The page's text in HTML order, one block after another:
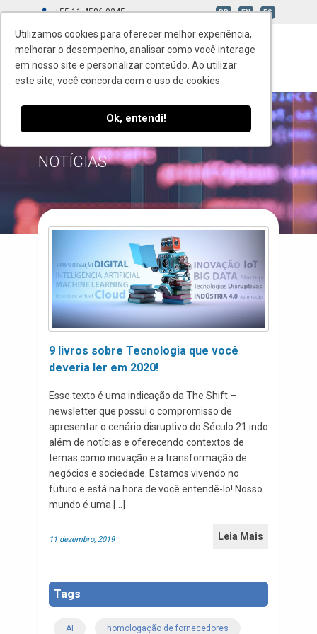
Utilizamos cookies para oferecer melhor experiência,
melhorar o desempenho, analisar como você interage
em nosso site e personalizar conteúdo. Ao utilizar
este site, você concorda com o uso de cookies.
Ok, entendi!
+55 11 4586-0245 BR EN ES
NOTÍCIAS
9 livros sobre Tecnologia que você
deveria ler em 2020!
Esse texto é uma indicação da The Shift –
newsletter que possui o compromisso de
apresentar o cenário disruptivo do Século 21 indo
além de notícias e oferecendo contextos de
temas como inovação e a transformação de
negócios e sociedade. Estamos vivendo no
futuro e está na hora de você entendê-lo! Nosso
mundo é uma […]
11 dezembro, 2019 Leia Mais
Tags
AI homologação de fornecedores